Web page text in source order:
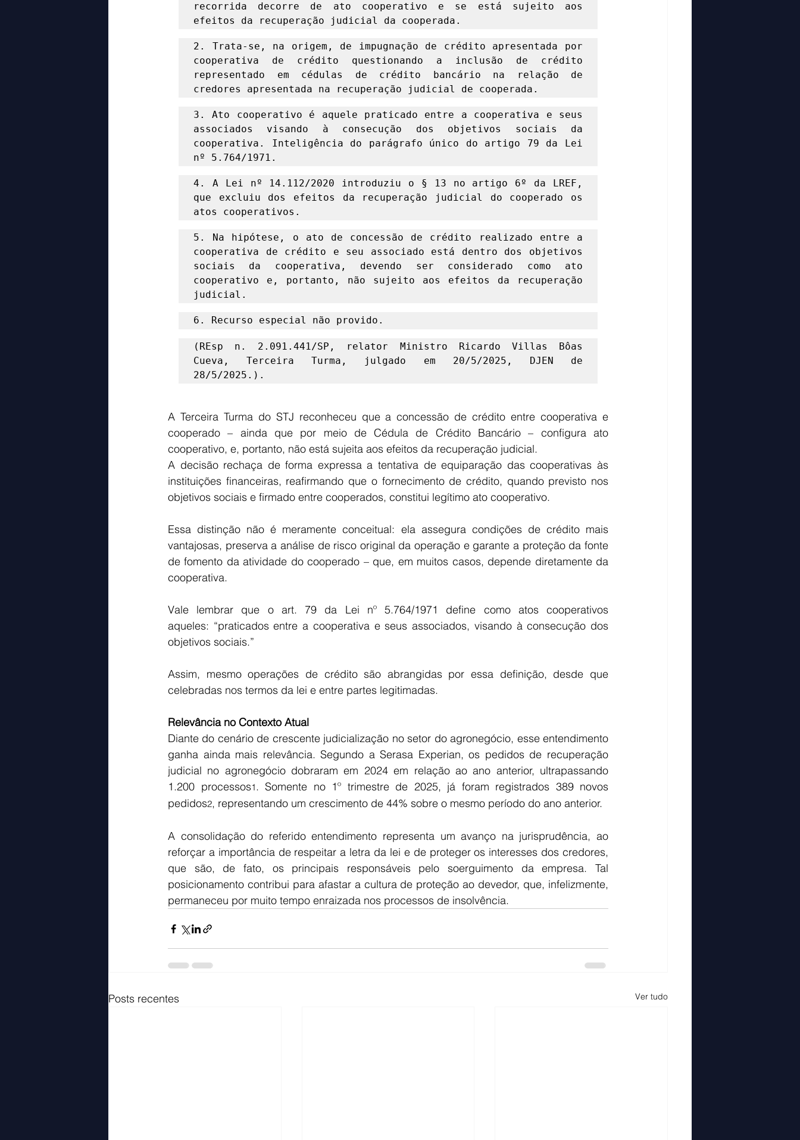
recorrida decorre de ato cooperativo e se está sujeito aos
efeitos da recuperação judicial da cooperada.
2. Trata-se, na origem, de impugnação de crédito apresentada por
cooperativa de crédito questionando a inclusão de crédito
representado em cédulas de crédito bancário na relação de
credores apresentada na recuperação judicial de cooperada.
3. Ato cooperativo é aquele praticado entre a cooperativa e seus
associados visando à consecução dos objetivos sociais da
cooperativa. Inteligência do parágrafo único do artigo 79 da Lei
nº 5.764/1971.
4. A Lei nº 14.112/2020 introduziu o § 13 no artigo 6º da LREF,
que excluiu dos efeitos da recuperação judicial do cooperado os
atos cooperativos.
5. Na hipótese, o ato de concessão de crédito realizado entre a
cooperativa de crédito e seu associado está dentro dos objetivos
sociais da cooperativa, devendo ser considerado como ato
cooperativo e, portanto, não sujeito aos efeitos da recuperação
judicial.
6. Recurso especial não provido.
(REsp n. 2.091.441/SP, relator Ministro Ricardo Villas Bôas
Cueva, Terceira Turma, julgado em 20/5/2025, DJEN de
28/5/2025.).
A Terceira Turma do STJ reconheceu que a concessão de crédito entre cooperativa e
cooperado – ainda que por meio de Cédula de Crédito Bancário – configura ato
cooperativo, e, portanto, não está sujeita aos efeitos da recuperação judicial.
A decisão rechaça de forma expressa a tentativa de equiparação das cooperativas às
instituições financeiras, reafirmando que o fornecimento de crédito, quando previsto nos
objetivos sociais e firmado entre cooperados, constitui legítimo ato cooperativo.
Essa distinção não é meramente conceitual: ela assegura condições de crédito mais
vantajosas, preserva a análise de risco original da operação e garante a proteção da fonte
de fomento da atividade do cooperado – que, em muitos casos, depende diretamente da
cooperativa.
Vale lembrar que o art. 79 da Lei nº 5.764/1971 define como atos cooperativos
aqueles: “praticados entre a cooperativa e seus associados, visando à consecução dos
objetivos sociais.”
Assim, mesmo operações de crédito são abrangidas por essa definição, desde que
celebradas nos termos da lei e entre partes legitimadas.
Relevância no Contexto Atual
Diante do cenário de crescente judicialização no setor do agronegócio, esse entendimento
ganha ainda mais relevância. Segundo a Serasa Experian, os pedidos de recuperação
judicial no agronegócio dobraram em 2024 em relação ao ano anterior, ultrapassando
1.200 processos1. Somente no 1º trimestre de 2025, já foram registrados 389 novos
pedidos2, representando um crescimento de 44% sobre o mesmo período do ano anterior.
A consolidação do referido entendimento representa um avanço na jurisprudência, ao
reforçar a importância de respeitar a letra da lei e de proteger os interesses dos credores,
que são, de fato, os principais responsáveis pelo soerguimento da empresa. Tal
posicionamento contribui para afastar a cultura de proteção ao devedor, que, infelizmente,
permaneceu por muito tempo enraizada nos processos de insolvência.
Posts recentes Ver tudo